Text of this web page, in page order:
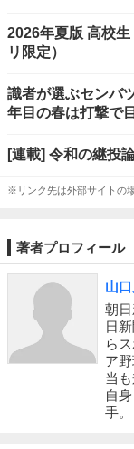
2026年夏版 高校
リ限定）
識者が選ぶセンバ
年目の春は打撃で
[連載] 令和の継投
※リンク先は外部サイトの
著者プロフィール
山
朝
日
ら
ア
当
自
手。